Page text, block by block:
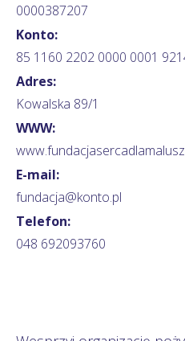
0000387207
Konto:
85 1160 2202 0000 0001
Adres:
Kowalska 89/1
WWW:
E-mail:
fundacja@konto.pl
Telefon:
048 692093760